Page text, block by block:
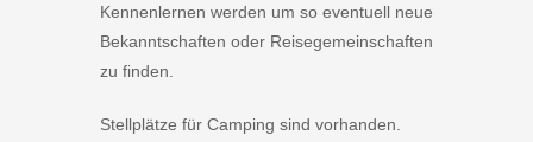
Kennenlernen werden um so eventuell neue
Bekanntschaften oder Reisegemeinschaften
zu finden.
Stellplätze für Camping sind vorhanden.